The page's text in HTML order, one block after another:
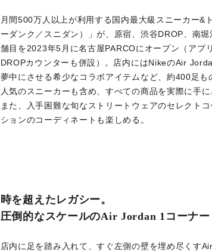
月間500万人以上が利用する国内最大級スニーカー&
ーダンク／スニダン）」が、原宿、渋谷DROP、南
舗目を2023年5月に名古屋PARCOにオープン（アプ
DROPカウンターも併設）。店内にはNikeのAir
夢中にさせる希少なコラボアイテムなど、約400足
人気のスニーカーも含め、すべての商品を実際に手
また、入手困難な旬なストリートウェアのセレクト
ションのコーディネートも楽しめる。
時を超えたレガシー。
圧倒的なスケールのAir Jordan 1コーナー
店内に足を踏み入れて、すぐ左側の壁を埋め尽くす